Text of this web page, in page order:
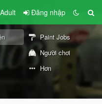
Đăng nhập
Paint Jobs
Người chơi
Hơn